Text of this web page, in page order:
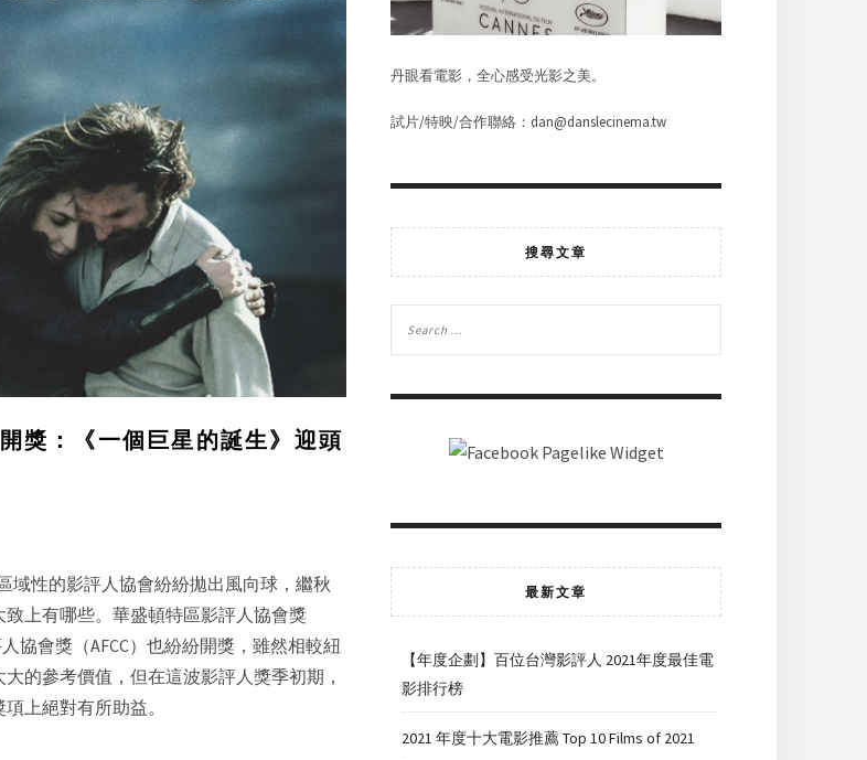
獎：《一個巨星的誕生》迎頭
域性的影評人協會紛紛拋出風向球，繼秋
上有哪些。華盛頓特區影評人協會獎
協會獎（AFCC）也紛紛開獎，雖然相較紐
的參考價值，但在這波影評人獎季初期，
上絕對有所助益。
丹眼看電影，全心感受光影之美。
試片/特映/合作聯絡：dan@danslecinema.tw
搜尋文章
最新文章
【年度企劃】百位台灣影評人 2021年度最佳電
影排行榜
2021 年度十大電影推薦 Top 10 Films of 2021